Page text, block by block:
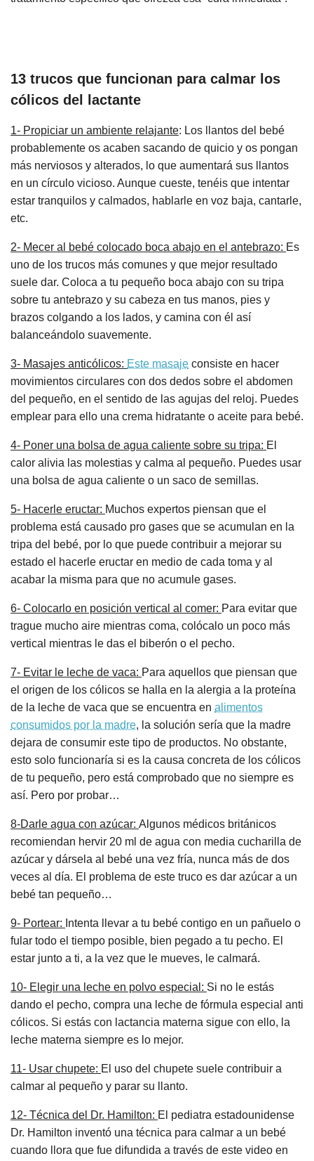
13 trucos que funcionan para calmar los
cólicos del lactante
1- Propiciar un ambiente relajante: Los llantos del bebé
probablemente os acaben sacando de quicio y os pongan
más nerviosos y alterados, lo que aumentará sus llantos
en un círculo vicioso. Aunque cueste, tenéis que intentar
estar tranquilos y calmados, hablarle en voz baja, cantarle,
etc.
2- Mecer al bebé colocado boca abajo en el antebrazo: Es
uno de los trucos más comunes y que mejor resultado
suele dar. Coloca a tu pequeño boca abajo con su tripa
sobre tu antebrazo y su cabeza en tus manos, pies y
brazos colgando a los lados, y camina con él así
balanceándolo suavemente.
3- Masajes anticólicos: Este masaje consiste en hacer
movimientos circulares con dos dedos sobre el abdomen
del pequeño, en el sentido de las agujas del reloj. Puedes
emplear para ello una crema hidratante o aceite para bebé.
4- Poner una bolsa de agua caliente sobre su tripa: El
calor alivia las molestias y calma al pequeño. Puedes usar
una bolsa de agua caliente o un saco de semillas.
5- Hacerle eructar: Muchos expertos piensan que el
problema está causado pro gases que se acumulan en la
tripa del bebé, por lo que puede contribuir a mejorar su
estado el hacerle eructar en medio de cada toma y al
acabar la misma para que no acumule gases.
6- Colocarlo en posición vertical al comer: Para evitar que
trague mucho aire mientras coma, colócalo un poco más
vertical mientras le das el biberón o el pecho.
7- Evitar le leche de vaca: Para aquellos que piensan que
el origen de los cólicos se halla en la alergia a la proteína
de la leche de vaca que se encuentra en alimentos
consumidos por la madre, la solución sería que la madre
dejara de consumir este tipo de productos. No obstante,
esto solo funcionaría si es la causa concreta de los cólicos
de tu pequeño, pero está comprobado que no siempre es
así. Pero por probar…
8-Darle agua con azúcar: Algunos médicos británicos
recomiendan hervir 20 ml de agua con media cucharilla de
azúcar y dársela al bebé una vez fría, nunca más de dos
veces al día. El problema de este truco es dar azúcar a un
bebé tan pequeño…
9- Portear: Intenta llevar a tu bebé contigo en un pañuelo o
fular todo el tiempo posible, bien pegado a tu pecho. El
estar junto a ti, a la vez que le mueves, le calmará.
10- Elegir una leche en polvo especial: Si no le estás
dando el pecho, compra una leche de fórmula especial anti
cólicos. Si estás con lactancia materna sigue con ello, la
leche materna siempre es lo mejor.
11- Usar chupete: El uso del chupete suele contribuir a
calmar al pequeño y parar su llanto.
12- Técnica del Dr. Hamilton: El pediatra estadounidense
Dr. Hamilton inventó una técnica para calmar a un bebé
cuando llora que fue difundida a través de este video en